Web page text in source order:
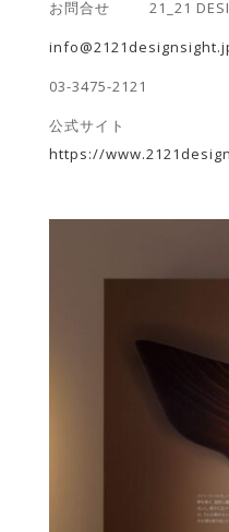
お問合せ 21_21
03-3475-2121
公式サイト
https://